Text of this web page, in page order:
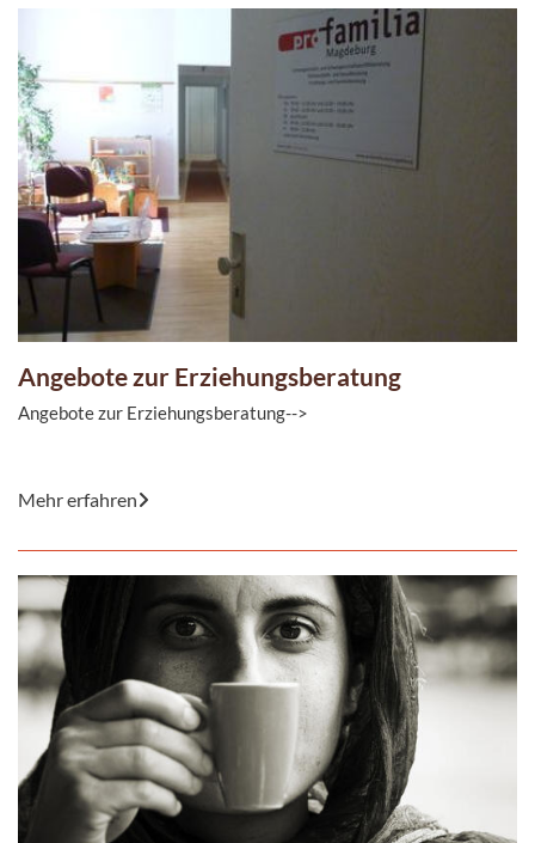
Angebote zur Erziehungsberatung
Angebote zur Erziehungsberatung-->
familia - Beratungsstelle Familien bei der Lösung von ...
Mehr erfahren